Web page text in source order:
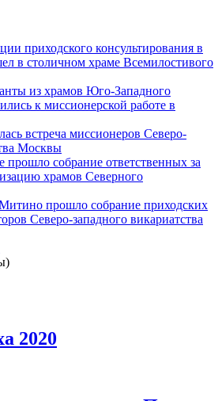
приходского консультирования в
в столичном храме Всемилостивого
из храмов Юго-Западного
к миссионерской работе в
встреча миссионеров Северо-
Москвы
собрание ответственных за
храмов Северного
прошло собрание приходских
Северо-западного викариатства
2020